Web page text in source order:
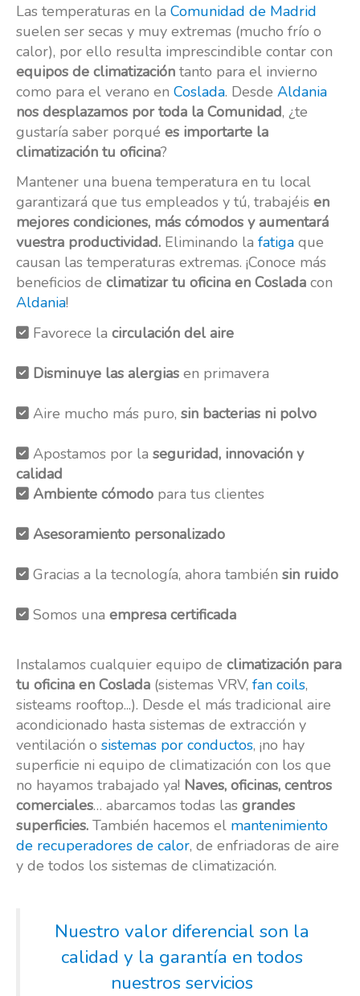
Las temperaturas en la Comunidad de Madrid
suelen ser secas y muy extremas (mucho frío o
calor), por ello resulta imprescindible contar con
equipos de climatización tanto para el invierno
como para el verano en Coslada. Desde Aldania
nos desplazamos por toda la Comunidad, ¿te
gustaría saber porqué es importarte la
climatización tu oficina?
Mantener una buena temperatura en tu local
garantizará que tus empleados y tú, trabajéis en
mejores condiciones, más cómodos y aumentará
vuestra productividad. Eliminando la fatiga que
causan las temperaturas extremas. ¡Conoce más
beneficios de climatizar tu oficina en Coslada con
Aldania!
Favorece la circulación del aire
Disminuye las alergias en primavera
Aire mucho más puro, sin bacterias ni polvo
Apostamos por la seguridad, innovación y
calidad
Ambiente cómodo para tus clientes
Asesoramiento personalizado
Gracias a la tecnología, ahora también sin ruido
Somos una empresa certificada
Instalamos cualquier equipo de climatización para
tu oficina en Coslada (sistemas VRV, fan coils,
sisteams rooftop...). Desde el más tradicional aire
acondicionado hasta sistemas de extracción y
ventilación o sistemas por conductos, ¡no hay
superficie ni equipo de climatización con los que
no hayamos trabajado ya! Naves, oficinas, centros
comerciales… abarcamos todas las grandes
superficies. También hacemos el mantenimiento
de recuperadores de calor, de enfriadoras de aire
y de todos los sistemas de climatización.
Nuestro valor diferencial son la
calidad y la garantía en todos
nuestros servicios